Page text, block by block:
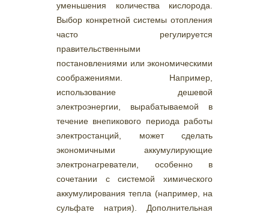
уменьшения количества кислорода.
Выбор конкретной системы отопления
часто регулируется
правительственными
постановлениями или экономическими
соображениями. Например,
использование дешевой
электроэнергии, вырабатываемой в
течение внепикового периода работы
электростанций, может сделать
экономичными аккумулирующие
электронагреватели, особенно в
сочетании с системой химического
аккумулирования тепла (например, на
сульфате натрия). Дополнительная